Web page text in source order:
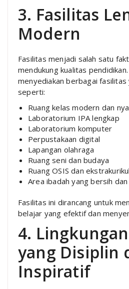
3. Fasilitas
Modern
Fasilitas menjadi salah satu
mendukung kualitas
menyediakan berbagai fasilitas
seperti:
Ruang kelas modern dan
Laboratorium IPA lengkap
Laboratorium komputer
Perpustakaan digital
Lapangan olahraga
Ruang seni dan budaya
Ruang OSIS dan
Area ibadah yang bersih
Fasilitas ini dirancang untuk
belajar yang efektif dan
4.
yang Disiplin
Inspiratif